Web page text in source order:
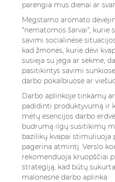
parengia mus dienai ar
Mėgstamo aromato
"nematomos šarvai", kurie
savimi socialinėse
kad žmonės, kurie dėvi
susieja su jėga ar sėkme,
pasitikintys savimi
darbo pokalbiuose ar
Darbo aplinkoje tinkamų
padidinti produktyvumą ir
mėtų esencijos darbo
budrumą ilgų susitikimų
bazilikų kvapai stimuliuoja
pagerina atmintį. Verslo
rekomenduoja kruopščiai
strategiją, kad būtų
malonesnė darbo aplinka.